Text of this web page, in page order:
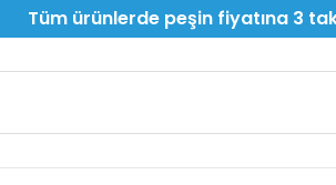
Tüm ürünlerde peşin fiyatına 3